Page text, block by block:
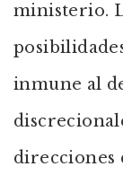
ministerio.
inmune al
direcciones